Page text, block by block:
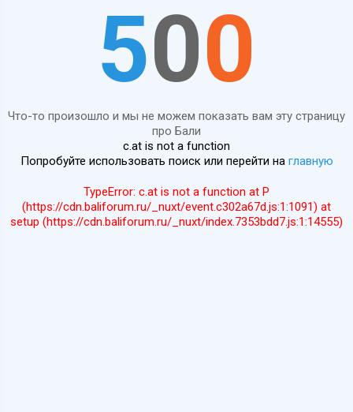
500
Что-то произошло и мы не можем показать вам эту страницу
про Бали
c.at is not a function
Попробуйте использовать поиск или перейти на главную
TypeError: c.at is not a function at P
(https://cdn.baliforum.ru/_nuxt/event.c302a67d.js:1:1091) at
setup (https://cdn.baliforum.ru/_nuxt/index.7353bdd7.js:1:14555)